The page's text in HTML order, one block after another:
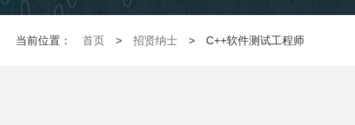
当前位置： 首页 > 招贤纳士 > C++软件测试工程师